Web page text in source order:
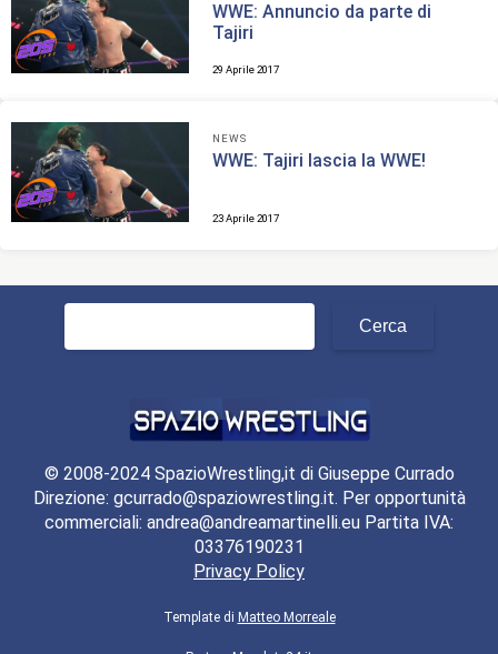
WWE: Annuncio da parte di
Tajiri
29 Aprile 2017
NEWS
WWE: Tajiri lascia la WWE!
23 Aprile 2017
Ricerca
© 2008-2024 SpazioWrestling,it di Giuseppe Currado
Direzione: gcurrado@spaziowrestling.it. Per opportunità
commerciali: andrea@andreamartinelli.eu Partita IVA:
03376190231
Privacy Policy
Template di Matteo Morreale